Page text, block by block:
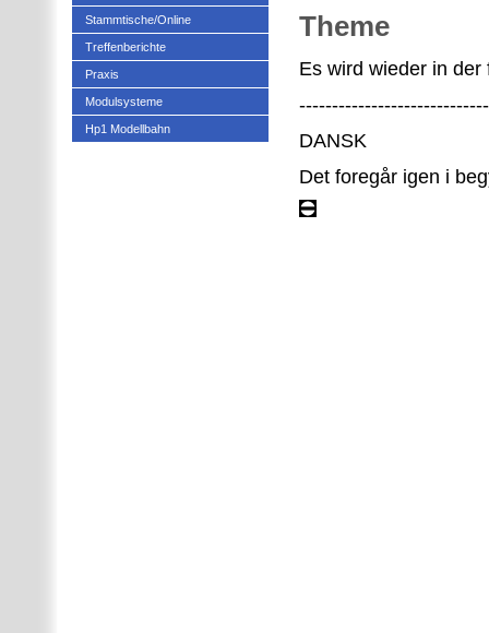
Theme
Es wird wieder in
DANSK
Det foregår igen i
Stammtische/Online
Treffenberichte
Praxis
Modulsysteme
Hp1 Modellbahn